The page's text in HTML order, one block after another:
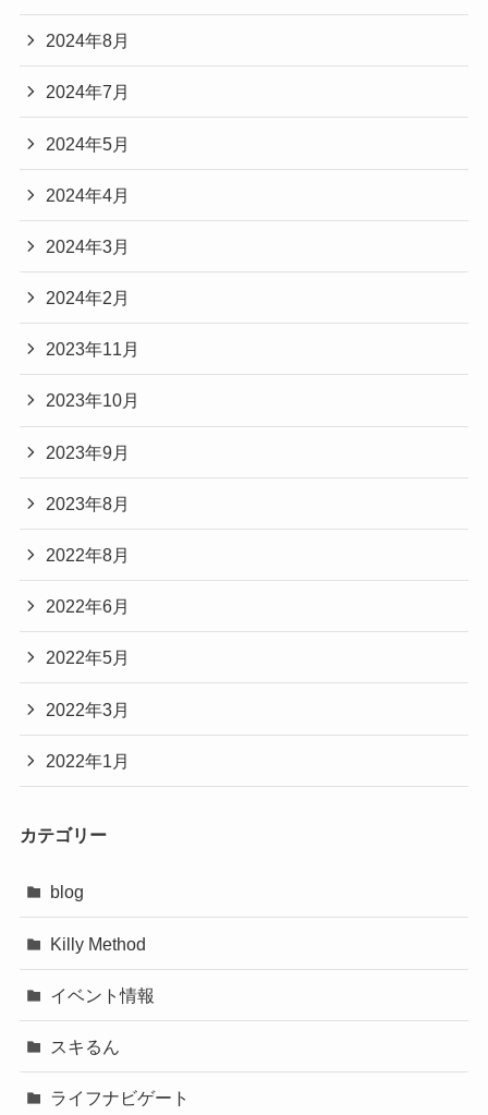
2024年8月
2024年7月
2024年5月
2024年4月
2024年3月
2024年2月
2023年11月
2023年10月
2023年9月
2023年8月
2022年8月
2022年6月
2022年5月
2022年3月
2022年1月
カテゴリー
blog
Killy Method
イベント情報
スキるん
ライフナビゲート